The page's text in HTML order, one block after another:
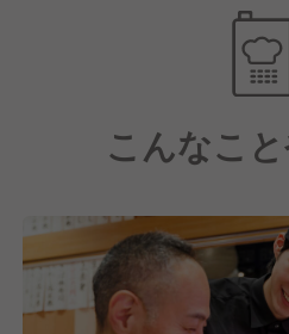
き」などがございます。
こんなこ